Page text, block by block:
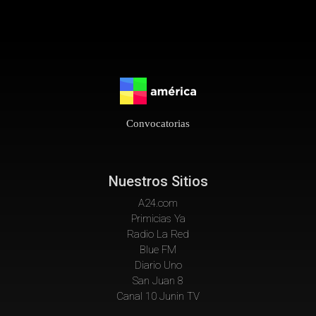
Convocatorias
Nuestros Sitios
A24.com
Primicias Ya
Radio La Red
Blue FM
Diario Uno
San Juan 8
Canal 10 Junin TV